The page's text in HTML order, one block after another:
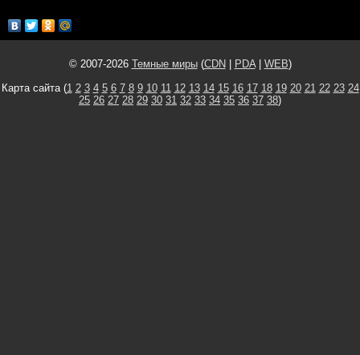
© 2007-2026 Темные миры(CDN PDA| WEB)
Карта сайта (1 2 3 4 5 6 7 8 9 10 11 12 13 14 15 16 17 18 19 20 21 22 23 24
25 26 27 28 29 30 31 32 33 34 35 36 37 38)